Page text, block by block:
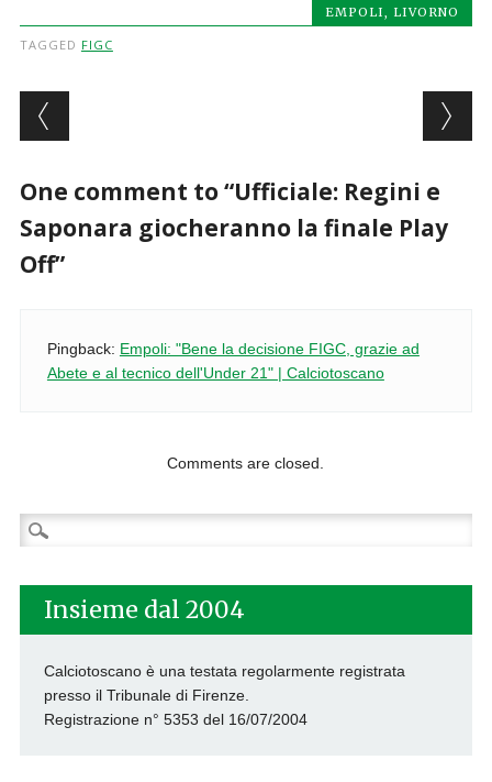
EMPOLI, LIVORNO
TAGGED FIGC
Post navigation
One comment to “Ufficiale: Regini e
Saponara giocheranno la finale Play
Off”
Pingback: Empoli: "Bene la decisione FIGC, grazie ad
Abete e al tecnico dell'Under 21" | Calciotoscano
Comments are closed.
Ricerca
per:
Insieme dal 2004
Calciotoscano è una testata regolarmente registrata
presso il Tribunale di Firenze.
Registrazione n° 5353 del 16/07/2004